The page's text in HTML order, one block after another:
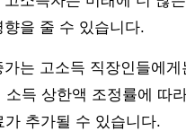
을 줄 수 있습니다.
는 고소득 직장인들에
득 상한액 조정률에 따
추가될 수 있습니다.